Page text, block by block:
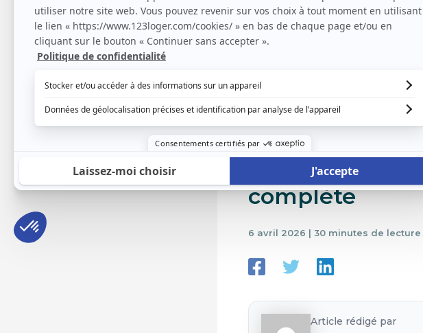
Modifier un
changement
complète
6 avril 2026 | 30 minutes de lecture
Article rédigé par